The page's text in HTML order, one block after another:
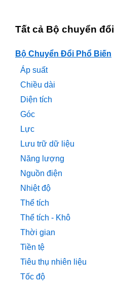
Tất cả Bộ chuyển đổi
Bộ Chuyển Đổi Phổ Biến
Áp suất
Chiều dài
Diện tích
Góc
Lực
Lưu trữ dữ liệu
Năng lượng
Nguồn điện
Nhiệt độ
Thể tích
Thể tích - Khô
Thời gian
Tiền tệ
Tiêu thụ nhiên liệu
Tốc độ